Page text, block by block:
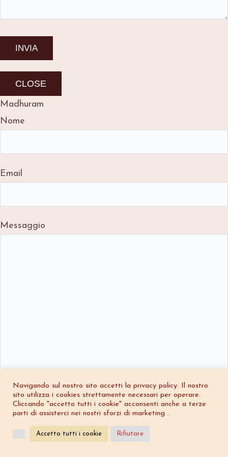
Navigando sul nostro sito accetti la privacy policy. Il nostro
sito utilizza i cookies strettamente necessari per operare.
Cliccando "accetto tutti i cookie" acconsenti anche a terze
parti di assisterci nei nostri sforzi di marketing .
Accetto tutti i cookie Rifiutare
CLOSE
Madhuram
Nome
Email
Messaggio